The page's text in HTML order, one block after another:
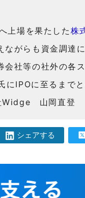
上場を果たした 株
ながらも資金調達
会社等の社外の各
にIPOに至るまで
Widge 山岡直登
シェアする